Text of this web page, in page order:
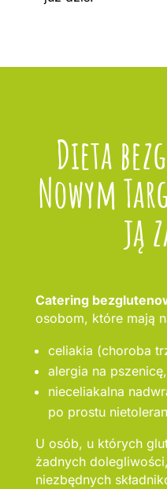
Dieta
Nowym
ją
Catering
osobom, które mają
celiakia (choroba
alergia na pszenicę,
nieceliakalna
po prostu
U osób, u których
żadnych
niezbędnych